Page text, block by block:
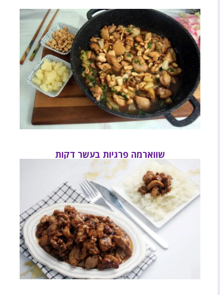
שווארמה פרגיות בעשר דקות